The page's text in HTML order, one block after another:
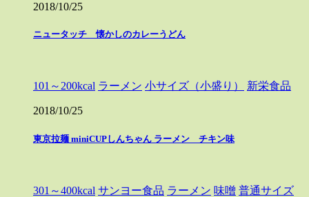
2018/10/25
ニュータッチ 懐かしのカレーうどん
101～200kcal ラーメン 小サイズ（小盛り） 新栄食品
2018/10/25
東京拉麺 miniCUPしんちゃん ラーメン チキン味
301～400kcal サンヨー食品 ラーメン 味噌 普通サイズ